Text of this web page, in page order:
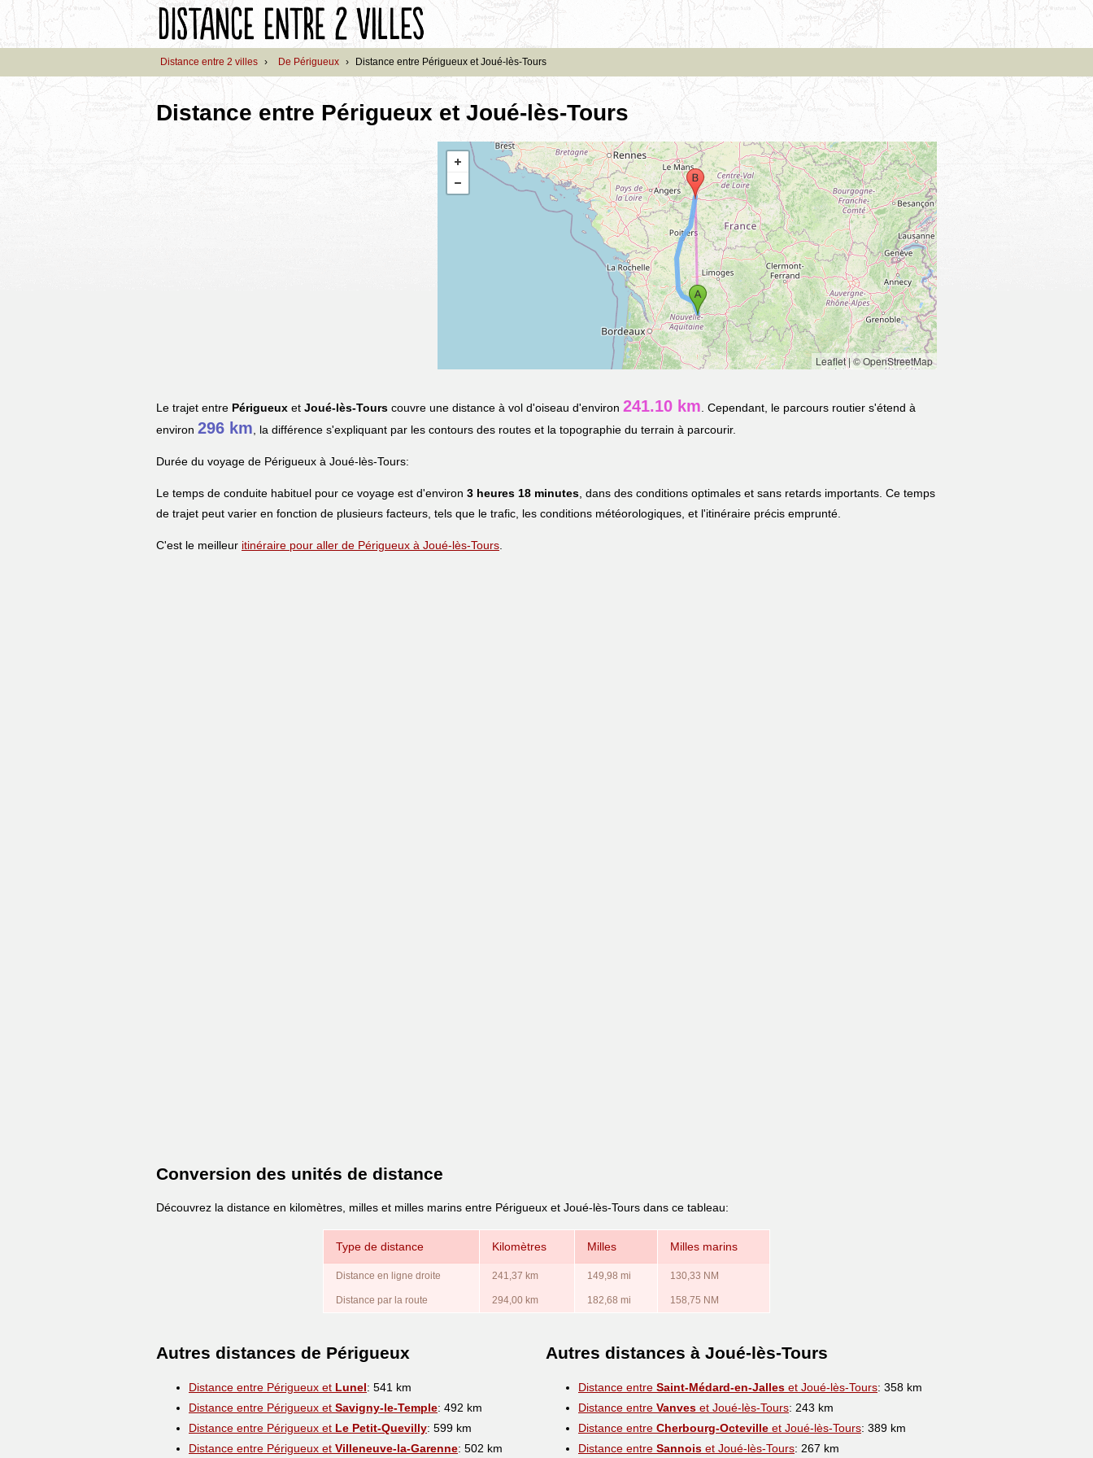
Distance entre 2 villes › De Périgueux › Distance entre Périgueux et Joué-lès-Tours
Distance entre Périgueux et Joué-lès-Tours
Leaflet|© OpenStreetMap
Le trajet entre Périgueux et Joué-lès-Tours couvre une distance à vol d'oiseau d'environ 241.10 km . Cependant, le parcours routier s'étend à
environ 296 km , la différence s'expliquant par les contours des routes et la topographie du terrain à parcourir.
Durée du voyage de Périgueux à Joué-lès-Tours:
Le temps de conduite habituel pour ce voyage est d'environ 3 heures 18 minutes , dans des conditions optimales et sans retards importants. Ce temps
de trajet peut varier en fonction de plusieurs facteurs, tels que le trafic, les conditions météorologiques, et l'itinéraire précis emprunté.
C'est le meilleur itinéraire pour aller de Périgueux à Joué-lès-Tours
Conversion des unités de distance
Découvrez la distance en kilomètres, milles et milles marins entre Périgueux et Joué-lès-Tours dans ce tableau:
Type de distance Kilomètres Milles Milles marins
Distance en ligne droite 241,37 km 149,98 mi 130,33 NM
Distance par la route 294,00 km 182,68 mi 158,75 NM
Autres distances de Périgueux
Distance entre Périgueux et Lunel: 541 km
Distance entre Périgueux et Savigny-le-Temple: 492 km
Distance entre Périgueux et Le Petit-Quevilly: 599 km
Distance entre Périgueux et Villeneuve-la-Garenne: 502 km
Autres distances à Joué-lès-Tours
Distance entre Saint-Médard-en-Jalles et Joué-lès-Tours: 358 km
Distance entre Vanves et Joué-lès-Tours: 243 km
Distance entre Cherbourg-Octeville et Joué-lès-Tours: 389 km
Distance entre Sannois et Joué-lès-Tours: 267 km